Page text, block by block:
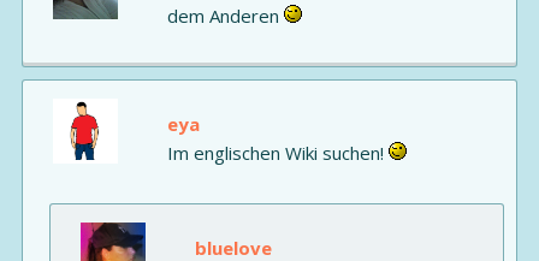
dem Anderen
eya
Im englischen Wiki suchen!
bluelove